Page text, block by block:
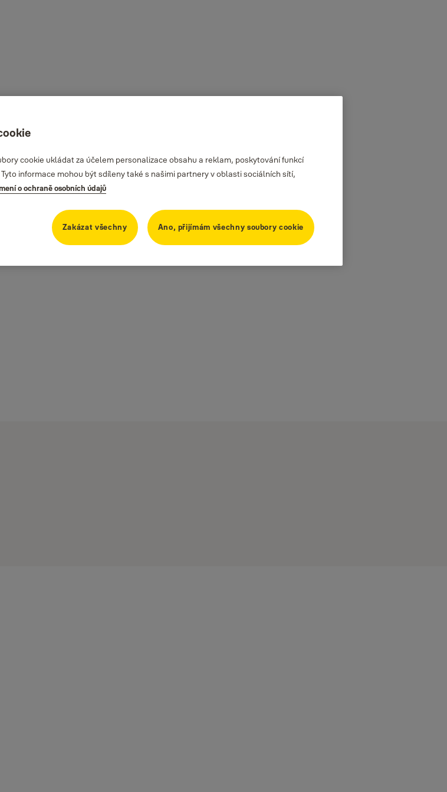
cookie ukládat za účelem personalizace obsahu a reklam, poskytování funkcí
informace mohou být sdíleny také s našimi partnery v oblasti sociálních sítí,
o ochraně osobních údajů
Zakázat všechny Ano, přijímám všechny soubory cookie